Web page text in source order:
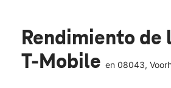
Rendimiento de
T-Mobile en 08043,